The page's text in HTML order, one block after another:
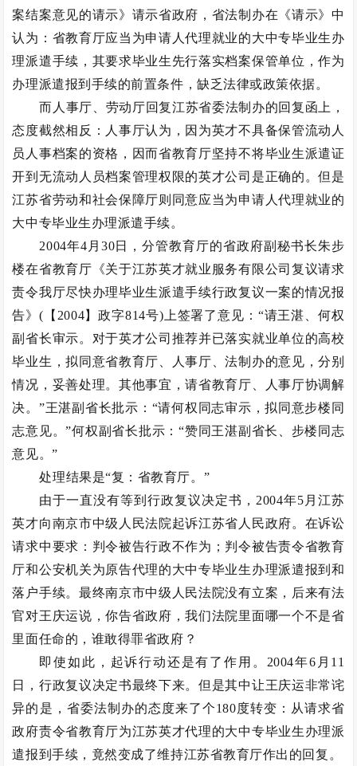
案结案意见的请示》请示省政府，省法制办在《请示》中
认为：省教育厅应当为申请人代理就业的大中专毕业生办
理派遣手续，其要求毕业生先行落实档案保管单位，作为
办理派遣报到手续的前置条件，缺乏法律或政策依据。
而人事厅、劳动厅回复江苏省委法制办的回复函上，
态度截然相反：人事厅认为，因为英才不具备保管流动人
员人事档案的资格，因而省教育厅坚持不将毕业生派遣证
开到无流动人员档案管理权限的英才公司是正确的。但是
江苏省劳动和社会保障厅则同意应当为申请人代理就业的
大中专毕业生办理派遣手续。
2004年4月30日，分管教育厅的省政府副秘书长朱步
楼在省教育厅《关于江苏英才就业服务有限公司复议请求
责令我厅尽快办理毕业生派遣手续行政复议一案的情况报
告》(【2004】政字814号)上签署了意见：“请王湛、何权
副省长审示。对于英才公司推荐并已落实就业单位的高校
毕业生，拟同意省教育厅、人事厅、法制办的意见，分别
情况，妥善处理。其他事宜，请省教育厅、人事厅协调解
决。”王湛副省长批示：“请何权同志审示，拟同意步楼同
志意见。”何权副省长批示：“赞同王湛副省长、步楼同志
意见。”
处理结果是“复：省教育厅。”
由于一直没有等到行政复议决定书，2004年5月江苏
英才向南京市中级人民法院起诉江苏省人民政府。在诉讼
请求中要求：判令被告行政不作为；判令被告责令省教育
厅和公安机关为原告代理的大中专毕业生办理派遣报到和
落户手续。最终南京市中级人民法院没有立案，后来有法
官对王庆运说，你告省政府，我们法院里面哪一个不是省
里面任命的，谁敢得罪省政府？
即使如此，起诉行动还是有了作用。2004年6月11
日，行政复议决定书最终下来。但是其中让王庆运非常诧
异的是，省委法制办的态度来了个180度转变：从请求省
政府责令省教育厅为江苏英才代理的大中专毕业生办理派
遣报到手续，竟然变成了维持江苏省教育厅作出的回复。